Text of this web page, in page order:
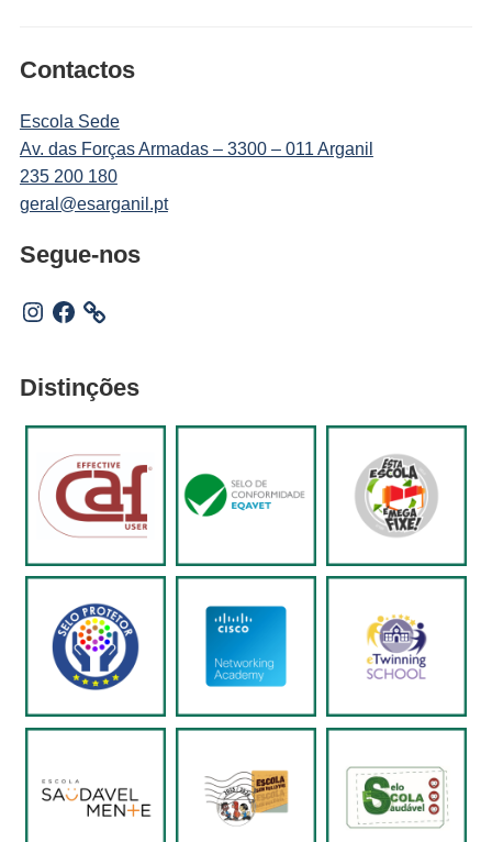
Contactos
Escola Sede
Av. das Forças Armadas – 3300 – 011 Arganil
235 200 180
geral@esarganil.pt
Segue-nos
Instagram
Facebook
Distinções